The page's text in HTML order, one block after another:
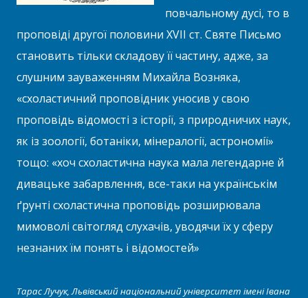
повчальному дусі, то в
проповіді другої половини XVII ст. Святе Письмо
становить тільки складову її частину, адже, за
слушним зауваженням Михайла Возняка,
«схоластичний проповідник уносив у свою
проповідь відомості з історії, з природничих наук,
як із зоології, ботаніки, мінералогії, астрономії»
тощо: «хоч схоластична наука мала легендарне й
дивацьке забарвлення, все-таки на українськім
ґрунті схоластична проповідь розширювала
мимоволі світогляд слухачів, уводячи їх у сферу
незнаних їм понять і відомостей»
Тарас Лучук, Львівський національний університет імені Івана